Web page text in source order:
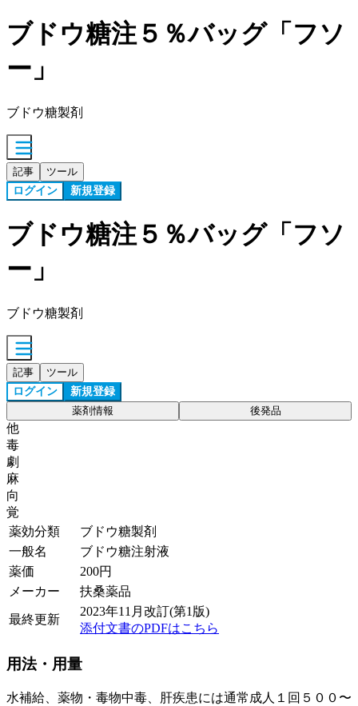
ブドウ糖注５％バッグ「フソ
ー」
ブドウ糖製剤
記事 ツール
ログイン 新規登録
ブドウ糖注５％バッグ「フソ
ー」
ブドウ糖製剤
記事 ツール
ログイン 新規登録
薬剤情報 後発品
他
毒
劇
麻
向
覚
薬効分類
ブドウ糖製剤
一般名
ブドウ糖注射液
薬価
200円
メーカー
扶桑薬品
最終更新
2023年11月改訂(第1版)
添付文書のPDFはこちら
用法・用量
水補給、薬物・毒物中毒、肝疾患には通常成人１回５００〜